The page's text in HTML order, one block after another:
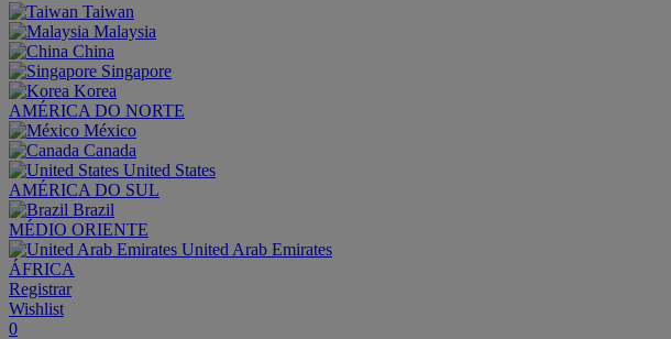
Taiwan
Malaysia
China
Singapore
Korea
AMÉRICA DO NORTE
México
Canada
United States
AMÉRICA DO SUL
Brazil
MÉDIO ORIENTE
United Arab Emirates
ÁFRICA
Registrar
Wishlist
0